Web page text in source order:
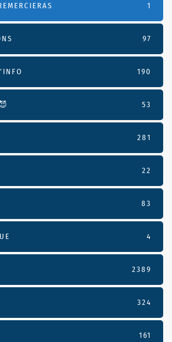
1
97
190
53
281
22
83
4
2389
324
161